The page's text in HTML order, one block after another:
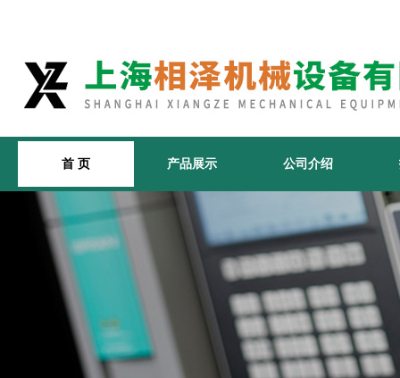
首 页 产品展示 公司介绍